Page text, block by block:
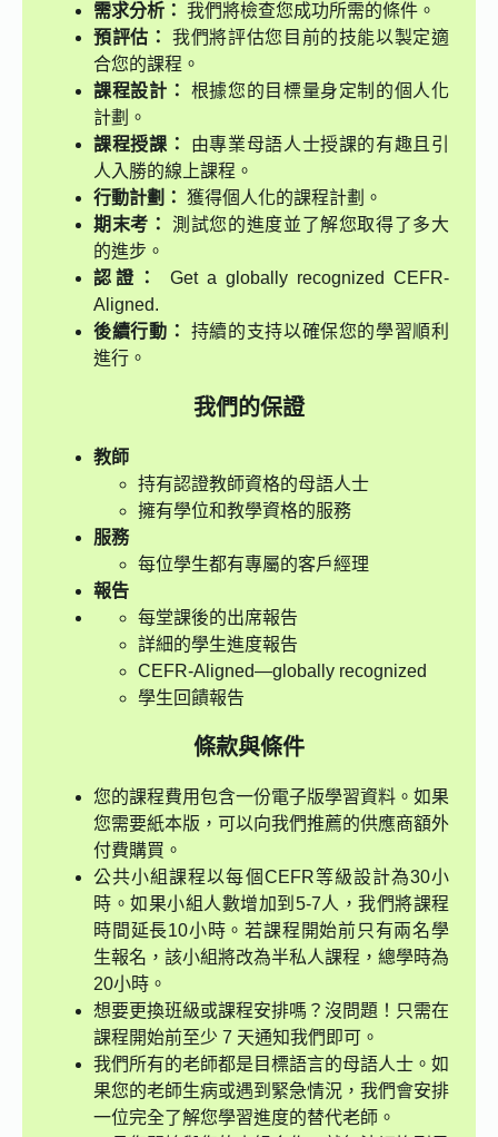
需求分析： 我們將檢查您成功所需的條件。
預評估：
我們將評估您目前的技能以製定適
合您的課程。
課程設計：
根據您的目標量身定制的個人化
計劃。
課程授課：
由專業母語人士授課的有趣且引
人入勝的線上課程。
行動計劃： 獲得個人化的課程計劃。
期末考：
測試您的進度並了解您取得了多大
的進步。
認證：
Get a globally recognized CEFR-
Aligned.
後續行動：
持續的支持以確保您的學習順利
進行。
我們的保證
教師
持有認證教師資格的母語人士
擁有學位和教學資格的服務
服務
每位學生都有專屬的客戶經理
報告
每堂課後的出席報告
詳細的學生進度報告
CEFR-Aligned—globally recognized
學生回饋報告
條款與條件
您的課程費用包含一份電子版學習資料。如果
您需要紙本版，可以向我們推薦的供應商額外
付費購買。
公共小組課程以每個CEFR等級設計為30小
時。如果小組人數增加到5-7人，我們將課程
時間延長10小時。若課程開始前只有兩名學
生報名，該小組將改為半私人課程，總學時為
20小時。
想要更換班級或課程安排嗎？沒問題！只需在
課程開始前至少 7 天通知我們即可。
我們所有的老師都是目標語言的母語人士。如
果您的老師生病或遇到緊急情況，我們會安排
一位完全了解您學習進度的替代老師。